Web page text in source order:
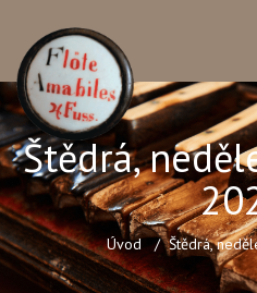
Štědrá,
Úvod Štědrá,